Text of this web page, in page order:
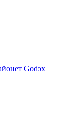
Godox